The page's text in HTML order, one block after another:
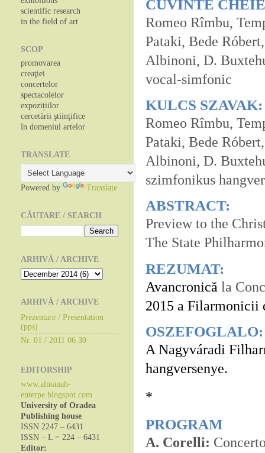
CUVINTE
Romeo Rîmbu,
Pataki, Bede R
Albinoni, D.
vocal-simfonic
KULCS SZAVAK:
Romeo Rîmbu,
Pataki, Bede R
Albinoni, D.
szimfonikus
ABSTRACT:
Preview to the C
The State
REZUMAT:
Avancronică la
2015 a Filarmonicii
OSZEFOGLALO:
A Nagyváradi
hangversenye.
*
PROGRAM
A. Corelli:
scientific research
in the field of art
SCOP
promovarea
creaţiei
concertelor
spectacolelor
expozițiilor
cercetării ştiinţifice
în domeniul artelor
TRANSLATE
Powered by Translate
CĂUTARE / SEARCH
ARHIVĂ / ARCHIVE
ARHIVĂ / ARCHIVE
Prezentare / Presentation
(pps)
Nr. 01 / 2011 06 30
EDITORSHIP
www.almanah-
euterpe.blogspot.com
University of Oradea
Publishing house
ISSN 2247 – 6431
ISSN – L = 224 – 6431
Editor: